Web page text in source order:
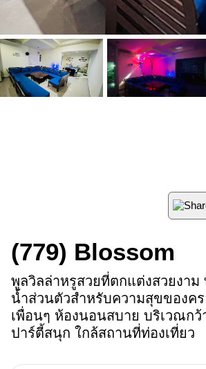
(779) Blossom
พูลวิลล่าหรูสวยที่ตกแต่งสวยงาม
น้ำส่วนตัวสำหรับความสุขของค
เพื่อนๆ ห้องนอนสบาย บริเวณกว้
ปาร์ตี้สนุก ใกล้สถานที่ท่องเที่ยว